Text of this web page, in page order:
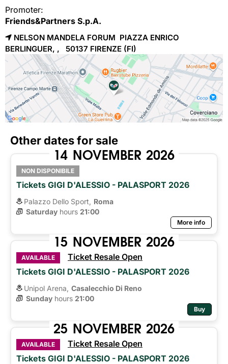
Promoter:
Friends&Partners S.p.A.
NELSON MANDELA FORUM PIAZZA ENRICO
BERLINGUER, , 50137 FIRENZE (FI)
Other dates for sale
14 NOVEMBER 2026
NON DISPONIBILE
Tickets GIGI D'ALESSIO - PALASPORT 2026
Palazzo Dello Sport,
Roma
Saturday hours 21:00
More info
15 NOVEMBER 2026
AVAILABLE
Ticket Resale Open
Tickets GIGI D'ALESSIO - PALASPORT 2026
Unipol Arena, Casalecchio Di Reno
Sunday hours 21:00
Buy
25 NOVEMBER 2026
AVAILABLE
Ticket Resale Open
Tickets GIGI D'ALESSIO - PALASPORT 2026